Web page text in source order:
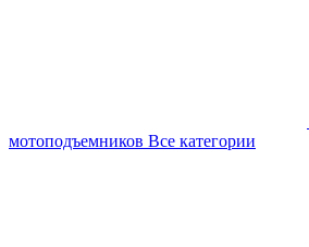
мотоподъемников Все категории